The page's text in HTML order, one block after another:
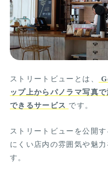
ストリートビューとは、
ップ上からパノラマ写真
できるサービス です。
ストリートビューを公開
にくい店内の雰囲気や魅
す。